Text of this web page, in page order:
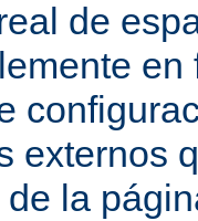
de
en
externos
la